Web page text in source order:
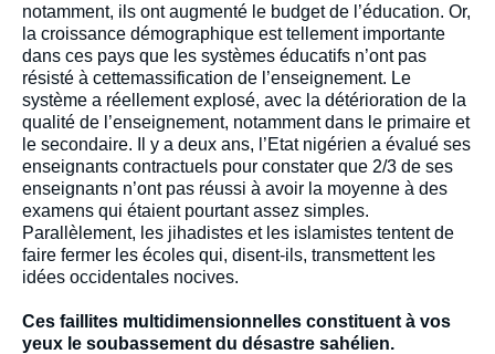
notamment, ils ont augmenté le budget de l’éducation. Or,
la croissance démographique est tellement importante
dans ces pays que les systèmes éducatifs n’ont pas
résisté à cettemassification de l’enseignement. Le
système a réellement explosé, avec la détérioration de la
qualité de l’enseignement, notamment dans le primaire et
le secondaire. Il y a deux ans, l’Etat nigérien a évalué ses
enseignants contractuels pour constater que 2/3 de ses
enseignants n’ont pas réussi à avoir la moyenne à des
examens qui étaient pourtant assez simples.
Parallèlement, les jihadistes et les islamistes tentent de
faire fermer les écoles qui, disent-ils, transmettent les
idées occidentales nocives.
Ces faillites multidimensionnelles constituent à vos
yeux le soubassement du désastre sahélien.